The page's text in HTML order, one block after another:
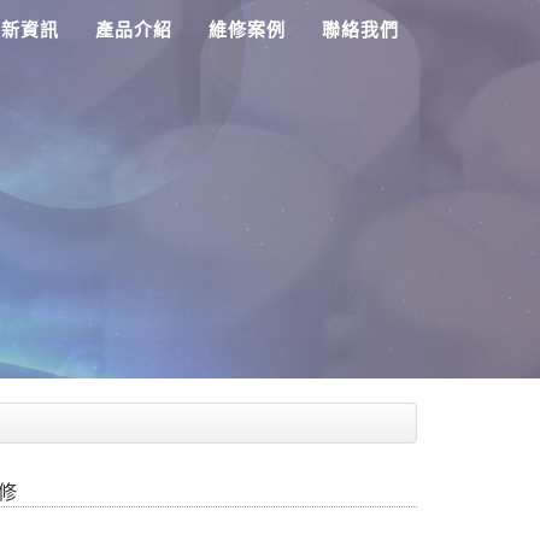
資訊 產品介紹 維修案例 聯絡我們